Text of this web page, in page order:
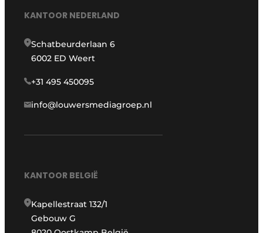
KANTOOR NEDERLAND
Schatbeurderlaan 6
6002 ED Weert
+31 495 450095
info@louwersmediagroep.nl
KANTOOR BELGIË
Kapellestraat 132/1
Gebouw G